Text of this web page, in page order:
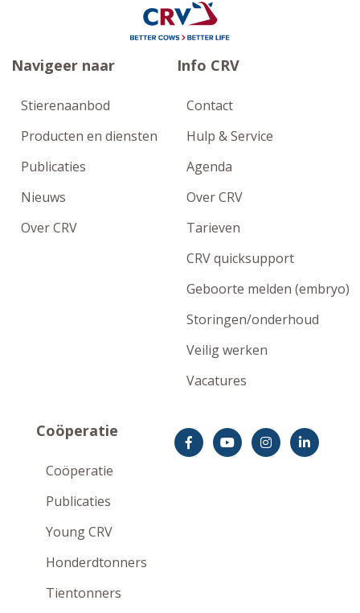
Navigeer naar
Stierenaanbod
Producten en diensten
Publicaties
Nieuws
Over CRV
Info CRV
Contact
Hulp & Service
Agenda
Over CRV
Tarieven
CRV quicksupport
Geboorte melden (embryo)
Storingen/onderhoud
Veilig werken
Vacatures
Coöperatie
Coöperatie
Publicaties
Young CRV
Honderdtonners
Tientonners